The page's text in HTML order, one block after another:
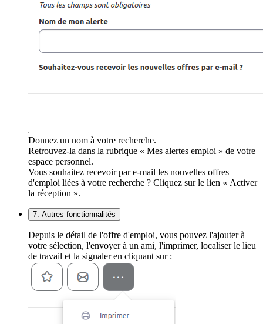
Donnez un nom à votre recherche.
Retrouvez-la dans la rubrique « Mes alertes emploi » de votre
espace personnel.
Vous souhaitez recevoir par e-mail les nouvelles offres
d'emploi liées à votre recherche ? Cliquez sur le lien « Activer
la réception ».
7. Autres fonctionnalités
Depuis le détail de l'offre d'emploi, vous pouvez l'ajouter à
votre sélection, l'envoyer à un ami, l'imprimer, localiser le lieu
de travail et la signaler en cliquant sur :